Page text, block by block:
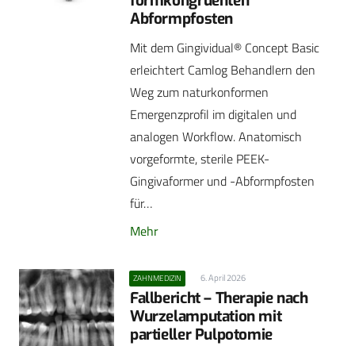
Abformpfosten
Mit dem Gingividual® Concept Basic
erleichtert Camlog Behandlern den
Weg zum naturkonformen
Emergenzprofil im digitalen und
analogen Workflow. Anatomisch
vorgeformte, sterile PEEK-
Gingivaformer und -Abformpfosten
für…
Mehr
ZAHNMEDIZIN 6. April 2026
Fallbericht – Therapie nach
Wurzelamputation mit
partieller Pulpotomie